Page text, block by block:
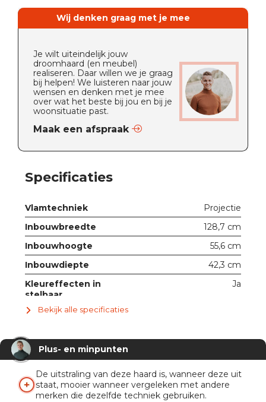
Wij denken graag met je mee
Je wilt uiteindelijk jouw
droomhaard (en meubel)
realiseren. Daar willen we je graag
bij helpen! We luisteren naar jouw
wensen en denken met je mee
over wat het beste bij jou en bij je
woonsituatie past.
Maak een afspraak
Plus- en minpunten
De uitstraling van deze haard is, wanneer deze uit
staat, mooier wanneer vergeleken met andere
merken die dezelfde techniek gebruiken.
Specificaties
Vlamtechniek
Projectie
Inbouwbreedte
128,7 cm
Inbouwhoogte
55,6 cm
Inbouwdiepte
42,3 cm
Kleureffecten in
stelbaar
Ja
Met ruit
Knispermodule
Afstandsbediening
Ja
App
Bekijk alle specificaties